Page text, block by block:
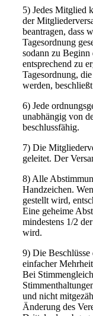
5) Jedes Mitglied
der
beantragen, dass
Tagesordnung
sodann zu Beginn
entsprechend zu
Tagesordnung,
werden,
6) Jede
unabhängig von
beschlussfähig.
7) Die
geleitet. Der
8) Alle
Handzeichen.
gestellt wird,
Eine geheime
mindestens 1/2
wird.
9) Die
einfacher
Bei
und nicht
Änderung des